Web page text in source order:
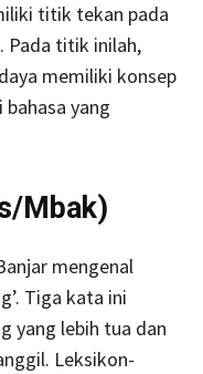
titik tekan pada
Pada titik inilah,
memiliki konsep
yang
Mbak)
mengenal
Tiga kata ini
yang lebih tua dan
Leksikon-